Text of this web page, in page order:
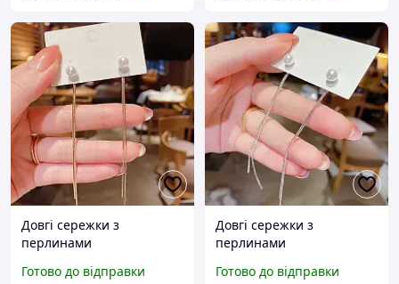
Довгі сережки з
перлинами
Готово до відправки
Довгі сережки з
перлинами
Готово до відправки